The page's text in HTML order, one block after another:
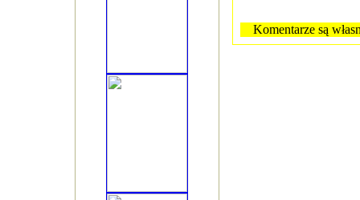
Komentarze są